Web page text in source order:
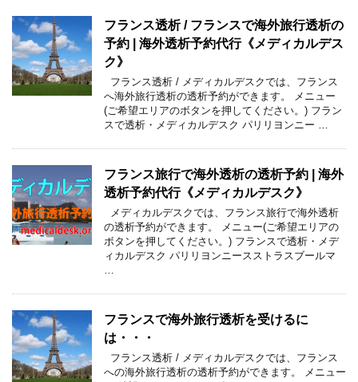
フランス透析 / フランスで海外旅行透析の
予約 | 海外透析予約代行《メディカルデス
ク》
フランス透析 / メディカルデスクでは、フランス
へ海外旅行透析の透析予約ができます。 メニュー
(ご希望エリアのボタンを押してください。) フラン
スで透析・メディカルデスク パリリヨンニー …
フランス旅行で海外透析の透析予約 | 海外
透析予約代行《メディカルデスク》
メディカルデスクでは、フランス旅行で海外透析
の透析予約ができます。 メニュー(ご希望エリアの
ボタンを押してください。) フランスで透析・メデ
ィカルデスク パリリヨンニースストラスブールマ
…
フランスで海外旅行透析を受けるに
は・・・
フランス透析 / メディカルデスクでは、フランス
への海外旅行透析の透析予約ができます。 メニュー